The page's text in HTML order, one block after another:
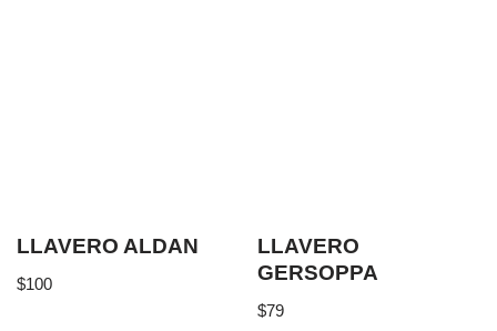
LLAVERO ALDAN
$100
LLAVERO
GERSOPPA
$79